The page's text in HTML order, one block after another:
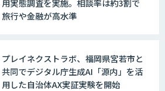
用実態調査を実施。相談率は約3割で
旅行や金融が高水準
プレイネクストラボ、福岡県宮若市と
共同でデジタル庁生成AI「源内」を活
用した自治体AX実証実験を開始